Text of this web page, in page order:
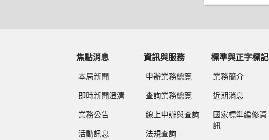
焦點消息
本局新聞
即時新聞澄清
業務公告
活動訊息
資訊與服務
申辦業務總覽
查詢業務總覽
線上申辦與查詢
法規查詢
標準與正字標記
業務簡介
近期消息
國家標準編修資
訊